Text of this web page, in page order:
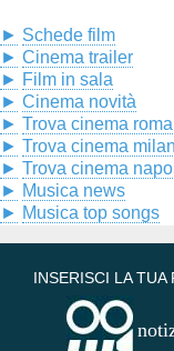
► Schede film
► Cinema trailer
► Film in sala
► Cinema novità
► Trova cinema roma
► Trova cinema
► Trova cinema
► Musica news
► Musica top songs
INSERISCI LA TUA